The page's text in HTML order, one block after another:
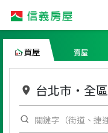
買屋 賣屋
台北市 ・ 全區